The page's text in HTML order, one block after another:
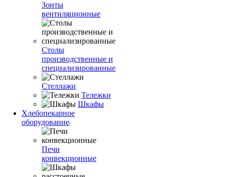
Зонты
вентиляционные
Столы
производственные и
специализированные
Стеллажи
Тележки
Шкафы
Хлебопекарное
оборудование
Печи
конвекционные